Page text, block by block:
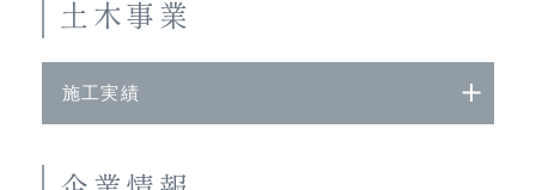
土木事業
施工実績